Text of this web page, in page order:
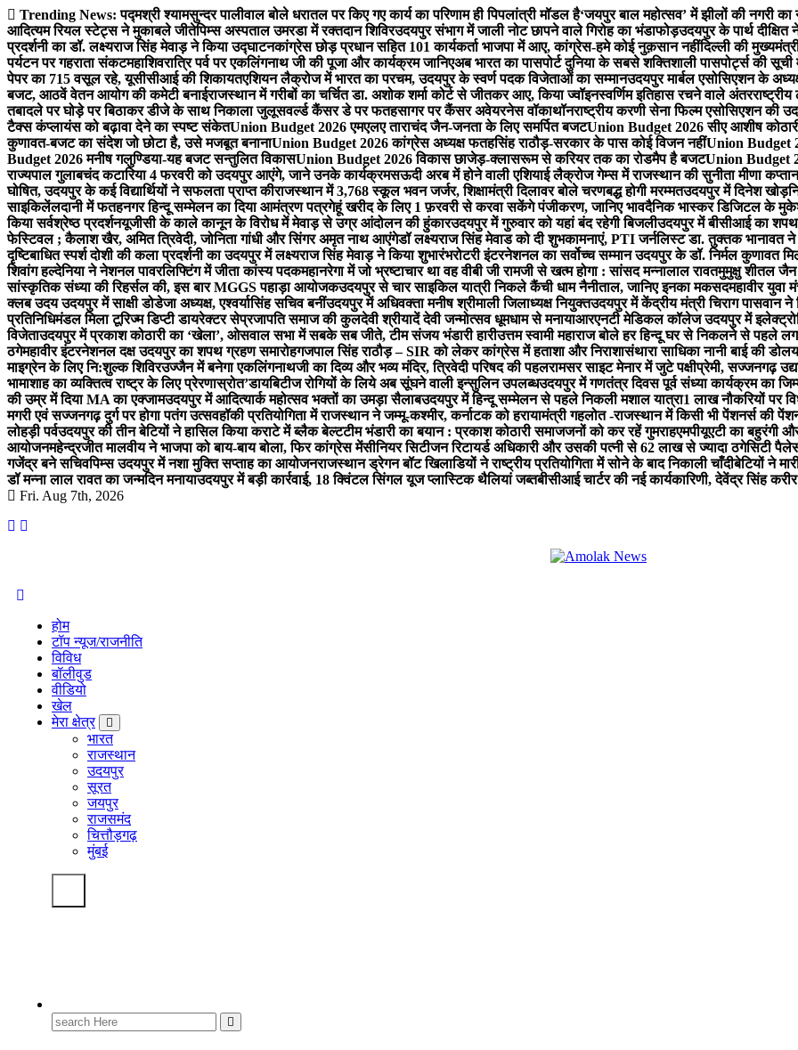
Skip
to
content
Trending News: पद्मश्री श्यामसुन्दर पालीवाल बोले धरातल पर किए गए कार्य का परिणाम ही पिपलांत्री मॉडल है‘जयपुर बाल महोत्सव’ में झीलों की नगरी
आदित्यम रियल स्टेट्स ने मुकाबले जीतेपिम्स अस्पताल उमरडा में रक्तदान शिविरउदयपुर संभाग में जाली नोट छापने वाले गिरोह का भंडाफोड़उदयपुर के पार्थ दीक्षित
प्रदर्शनी का डॉ. लक्ष्यराज सिंह मेवाड़ ने किया उद्घाटनकांग्रेस छोड़ प्रधान सहित 101 कार्यकर्ता भाजपा में आए, कांग्रेस-हमे कोई नुक़सान नहींदिल्ली की
पर्यटन पर गहराता संकटमहाशिवरात्रि पर्व पर एकलिंगनाथ जी की पूजा और कार्यक्रम जानिएअब भारत का पासपोर्ट दुनिया के सबसे शक्तिशाली पासपोर्ट्स की सूची
पेपर का 715 वसूल रहे, यूसीसीआई की शिकायतएशियन लैक्रोज में भारत का परचम, उदयपुर के स्वर्ण पदक विजेताओं का सम्मानउदयपुर मार्बल एसोसिएशन के
बजट, आठवें वेतन आयोग की कमेटी बनाईराजस्थान में गरीबों का चर्चित डा. अशोक शर्मा कोर्ट से जीतकर आए, किया ज्वॉइनस्वर्णिम इतिहास रचने वाले
तबादले पर घोड़े पर बिठाकर डीजे के साथ निकाला जुलूसवर्ल्ड कैंसर डे पर फतहसागर पर कैंसर अवेयरनेस वॉकाथॉनराष्ट्रीय करणी सेना फिल्म एसोसिएशन की
टैक्स कंप्लायंस को बढ़ावा देने का स्पष्ट संकेतUnion Budget 2026 एमएलए ताराचंद जैन-जनता के लिए समर्पित बजटUnion Budget 2026 सीए आशीष
कुणावत-बजट का संदेश जो छोटा है, उसे मजबूत बनानाUnion Budget 2026 कांग्रेस अध्यक्ष फतहसिंह राठौड़-सरकार के पास कोई विजन नहींUnion Budget
Budget 2026 मनीष गलुण्डिया-यह बजट सन्तुलित विकासUnion Budget 2026 विकास छाजेड़-क्लासरूम से करियर तक का रोडमैप है बजटUnion Budget
राज्यपाल गुलाबचंद कटारिया 4 फरवरी को उदयपुर आएंगे, जाने उनके कार्यक्रमसऊदी अरब में होने वाली एशियाई लैक्रोज गेम्स में राजस्थान की सुनीता मीणा कप्तान
घोषित, उदयपुर के कई विद्यार्थियों ने सफलता प्राप्त कीराजस्थान में 3,768 स्कूल भवन जर्जर, शिक्षामंत्री दिलावर बोले चरणबद्ध होगी मरम्मतउदयपुर में दिनेश
साइकिलेंलदानी में फतहनगर हिन्दू सम्मेलन का दिया आमंत्रण पत्रगेहूं खरीद के लिए 1 फ़रवरी से करवा सकेंगे पंजीकरण, जानिए भावदैनिक भास्कर डिजिटल के
किया सर्वश्रेष्ठ प्रदर्शनयूजीसी के काले कानून के विरोध में मेवाड़ से उग्र आंदोलन की हुंकारउदयपुर में गुरुवार को यहां ​बंद रहेगी बिजलीउदयपुर में बीसीआई का शपथ
फेस्टिवल ; कैलाश खैर, अमित त्रिवेदी, जोनिता गांधी और सिंगर अमृत नाथ आएंगेडॉ लक्ष्यराज सिंह मेवाड को दी शुभकामनाएं, PTI जर्नलिस्ट डा. तुक्तक भानावत ने
दृष्टिबाधित स्पर्श दोशी की कला प्रदर्शनी का उदयपुर में लक्ष्यराज सिंह मेवाड़ ने किया शुभारंभरोटरी इंटरनेशनल का सर्वोच्च सम्मान उदयपुर के डॉ. निर्मल कुणावत
शिवांग हल्देनिया ने नेशनल पावरलिफ्टिंग में जीता कांस्य पदकमहानरेगा में जो भ्रष्टाचार था वह वीबी जी रामजी से खत्म होगा : सांसद मन्नालाल रावतमुमुक्षु शीतल
सांस्कृतिक संध्या की रिहर्सल की, इस बार MGGS पहाड़ा आयोजकउदयपुर से चार साइकिल यात्री निकले कैंची धाम नैनीताल, जानिए इनका मकसदमहावीर युवा
क्लब उदय उदयपुर में साक्षी डोडेजा अध्यक्ष, एश्वर्यासिंह सचिव बनींउदयपुर में अधिवक्ता मनीष श्रीमाली जिलाध्यक्ष नियुक्तउदयपुर में केंद्रीय मंत्री चिराग पासवान
प्रतिनिधिमंडल मिला टूरिज्म डिप्टी डायरेक्टर सेप्रजापति समाज की कुलदेवी श्रीयादें देवी जन्मोत्सव धूमधाम से मनायाआरएनटी मेडिकल कॉलेज उदयपुर में
विजेताउदयपुर में प्रकाश कोठारी का ‘खेला’, ओसवाल सभा में सबके सब जीते, टीम संजय भंडारी हारीउत्तम स्वामी महाराज बोले हर हिन्दू घर से निकलने से पहले
ठगेमहावीर इंटरनेशनल दक्ष उदयपुर का शपथ ग्रहण समारोहगजपाल सिंह राठौड़ – SIR को लेकर कांग्रेस में हताशा और निराशासंथारा साधिका नानी बाई की
माइग्रेन के लिए नि:शुल्क शिविरउज्जैन में बनेगा एकलिंगनाथजी का दिव्य और भव्य मंदिर, त्रिवेदी परिषद की पहलरामसर साइट मेनार में जुटे पक्षीप्रेमी, सज्जनगढ़
भामाशाह का व्यक्तित्व राष्ट्र के लिए प्रेरणास्रोत’डायबिटीज रोगियों के लिये अब सूंघने वाली इन्सुलिन उपलब्धउदयपुर में गणतंत्र दिवस पूर्व संध्या कार्यक्रम का
की उम्र में दिया MA का एक्जामउदयपुर में आदित्यार्क महोत्सव भक्तों का उमड़ा सैलाबउदयपुर में हिन्दू सम्मेलन से पहले निकली मशाल यात्रा1 लाख नौकरियों पर
मगरी एवं सज्जनगढ़ दुर्ग पर होगा पतंग उत्सवहॉकी प्रतियोगिता में राजस्थान ने जम्मू-कश्मीर, कर्नाटक को हरायामंत्री गहलोत -राजस्थान में किसी भी पेंशनर्स की
लोहड़ी पर्वउदयपुर की तीन बेटियों ने हासिल किया कराटे में ब्लैक बेल्टटीम भंडारी का बयान : प्रकाश कोठारी समाजजनों को कर रहें गुमराहएमपीयूएटी का बहुरंगी
आयोजनमहेन्द्रजीत मालवीय ने भाजपा को बाय-बाय बोला, फिर कांग्रेस मेंसीनियर सिटीजन रिटायर्ड अधिकारी और उसकी पत्नी से 62 लाख से ज्यादा ठगेसिटी
गजेंद्र बने सचिवपिम्स उदयपुर में नशा मुक्ति सप्ताह का आयोजनराजस्थान ड्रेगन बॉट खिलाडियों ने राष्ट्रीय प्रतियोगिता में सोने के बाद निकाली चाँदीबेटियों ने
डॉ मन्ना लाल रावत का जन्मदिन मनायाउदयपुर में बड़ी कार्रवाई, 18 क्विंटल सिंगल यूज प्लास्टिक थैलियां जब्तबीसीआई चार्टर की नई कार्यकारिणी, देवेंद्र सिंह
Fri. Aug 7th, 2026
Amolak News
होम
टॉप न्यूज/राजनीति
विविध
बॉलीवुड
वीडियो
खेल
मेरा क्षेत्र
भारत
राजस्थान
उदयपुर
सूरत
जयपुर
राजसमंद
चित्तौड़गढ़
मुंबई
Search
for: